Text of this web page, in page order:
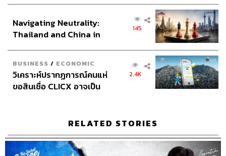
Social Media Adminsวนัชพร ดวงนิล, สุทธกิตติ์​ สุทธา
วรรณกุล, ธิติกร ลิ้มทองมณี, วิมลณัฐ พรศิริอนันต์
Archive Officerชริน จำปาวัน
TAGS: The Standard Podcast
The Secret Sauce
อินโดนีเซีย
Navigating Neutrality:
Thailand and China in
145
BUSINESS / ECONOMIC
วิเคราะห์ปรากฏการณ์คนแห่
ขอสินเชื่อ CLICX อาจเป็น
2.4K
RELATED STORIES